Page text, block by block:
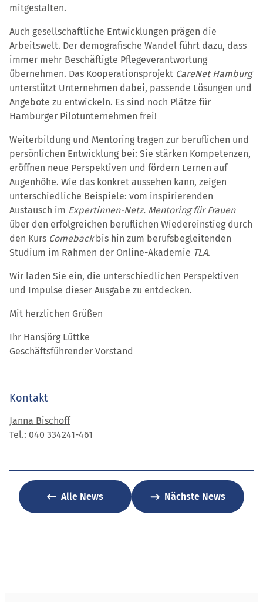
mitgestalten.
Auch gesellschaftliche Entwicklungen prägen die
Arbeitswelt. Der demografische Wandel führt dazu, dass
immer mehr Beschäftigte Pflegeverantwortung
übernehmen. Das Kooperationsprojekt CareNet Hamburg
unterstützt Unternehmen dabei, passende Lösungen und
Angebote zu entwickeln. Es sind noch Plätze für
Hamburger Pilotunternehmen frei!
Weiterbildung und Mentoring tragen zur beruflichen und
persönlichen Entwicklung bei: Sie stärken Kompetenzen,
eröffnen neue Perspektiven und fördern Lernen auf
Augenhöhe. Wie das konkret aussehen kann, zeigen
unterschiedliche Beispiele: vom inspirierenden
Austausch im Expertinnen-Netz. Mentoring für Frauen
über den erfolgreichen beruflichen Wiedereinstieg durch
den Kurs Comebackbis hin zum berufsbegleitenden
Studium im Rahmen der Online-Akademie TLA.
Wir laden Sie ein, die unterschiedlichen Perspektiven
und Impulse dieser Ausgabe zu entdecken.
Mit herzlichen Grüßen
Ihr Hansjörg Lüttke
Geschäftsführender Vorstand
Kontakt
Janna Bischoff
Tel.: 040 334241-461
Alle News Nächste News